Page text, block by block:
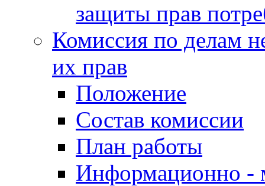
защиты прав
Комиссия по делам
их прав
Положение
Состав комиссии
План работы
Информационно -